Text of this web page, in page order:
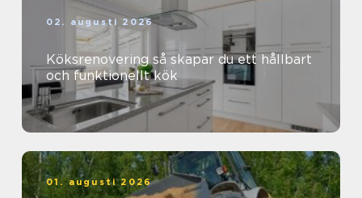
02. augusti 2026
Köksrenovering så skapar du ett hållbart
och funktionellt kök
01. augusti 2026